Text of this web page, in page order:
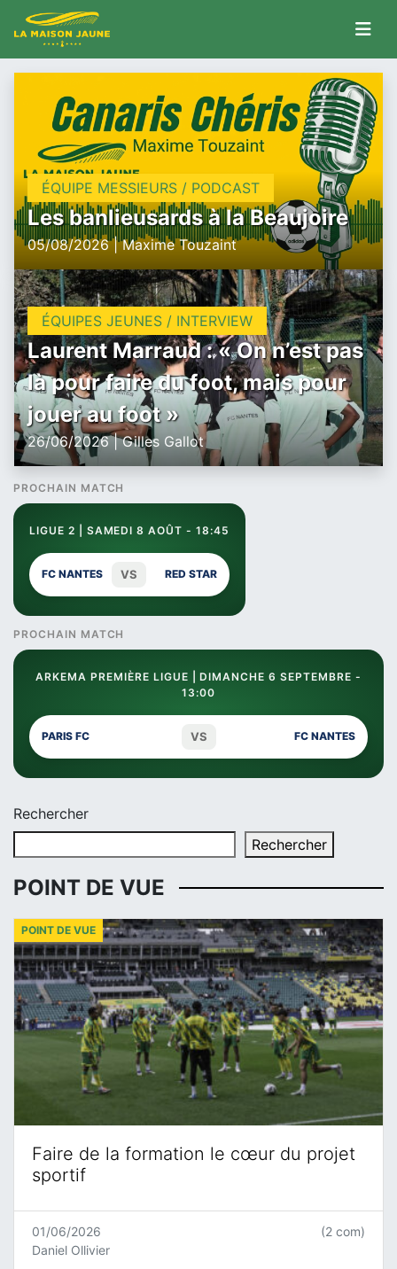
ÉQUIPE MESSIEURS / PODCAST
Les banlieusards à la Beaujoire
05/08/2026 | Maxime Touzaint
ÉQUIPES JEUNES / INTERVIEW
Laurent Marraud : « On n’est pas
là pour faire du foot, mais pour
jouer au foot »
26/06/2026 | Gilles Gallot
PROCHAIN MATCH
LIGUE 2 | SAMEDI 8 AOÛT - 18:45
FC NANTES VS RED STAR
PROCHAIN MATCH
ARKEMA PREMIÈRE LIGUE | DIMANCHE 6 SEPTEMBRE -
13:00
PARIS FC VS FC NANTES
Rechercher
Rechercher
POINT DE VUE
Faire de la formation le cœur du projet
sportif
POINT DE VUE
01/06/2026
Daniel Ollivier
(2 com)